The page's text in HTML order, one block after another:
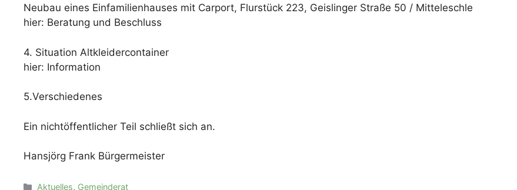
Neubau eines Einfamilienhauses mit Carport, Flurstück 223, Geislinger Straße 50 / Mitteleschle
hier: Beratung und Beschluss
4. Situation Altkleidercontainer
hier: Information
5.Verschiedenes
Ein nichtöffentlicher Teil schließt sich an.
Hansjörg Frank Bürgermeister
Kategorien
Aktuelles, Gemeinderat